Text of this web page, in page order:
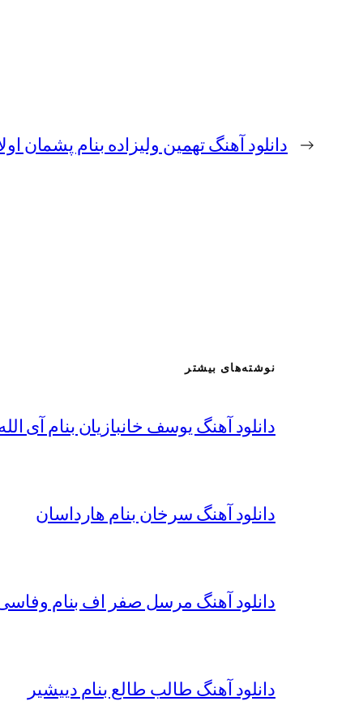
← دانلود آهنگ تهمین ولیزاده بنام پشمان
نوشته‌های بیشتر
دانلود آهنگ یوسف خانبازیان بنام آی
دانلود آهنگ سرخان بنام هارداسان
دانلود آهنگ مرسل صفر اف بنام
دانلود آهنگ طالب طالع بنام دییشیر